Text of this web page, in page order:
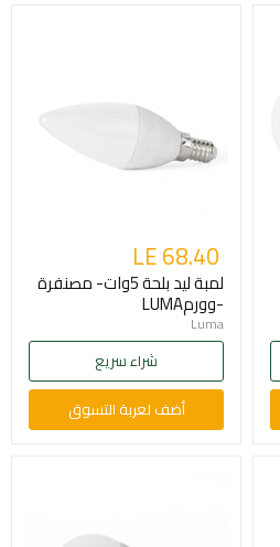
LE 68.40
لمبة ليد بلحة 5وات- مصنفرة
-وورمLUMA
Luma
شراء سريع
أضف لعربة التسوق